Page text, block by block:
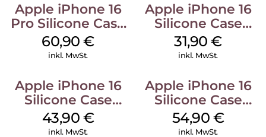
Apple iPhone 16
Pro Silicone Case
MagSafe Stone
Gray
60,90€
inkl. MwSt.
Apple iPhone 16
Silicone Case
MagSafe Fuchsia
31,90€
inkl. MwSt.
Apple iPhone 16
Silicone Case
MagSafe Plum
43,90 €
inkl. MwSt.
Apple iPhone 16
Silicone Case
MagSafe Black
54,90 €
inkl. MwSt.